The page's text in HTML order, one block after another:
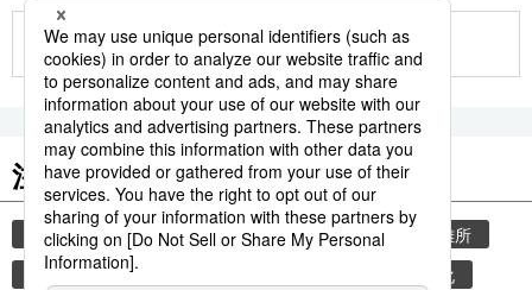
もっと見る
注目のキーワード
共同通信ニュース 気象・災害 災害
避難所
自然災害
少子高齢化